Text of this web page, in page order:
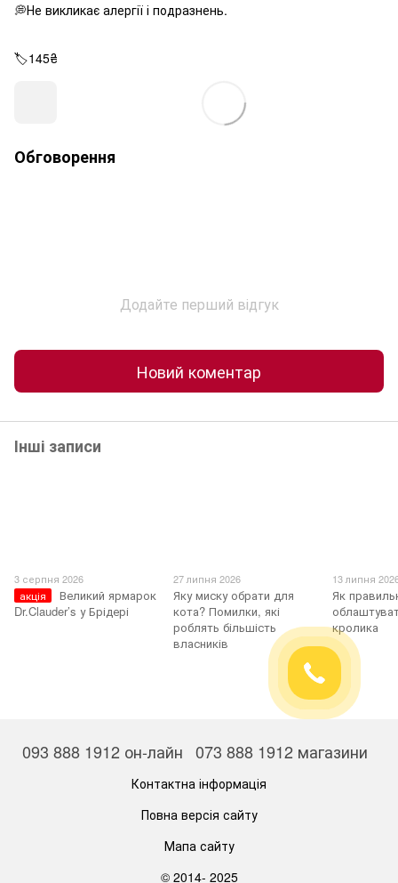
💭Не викликає алергії і подразнень.
🏷️145₴
Обговорення
Додайте перший відгук
Новий коментар
Інші записи
3 серпня 2026
акція
Великий ярмарок
Dr.Clauder’s у Брідері
27 липня 2026
Яку миску обрати для
кота? Помилки, які
роблять більшість
власників
13 липня
Як
кролика
093 888 1912 он-лайн 073 888 1912 магазини
Контактна інформація
Повна версія сайту
Мапа сайту
© 2014- 2025